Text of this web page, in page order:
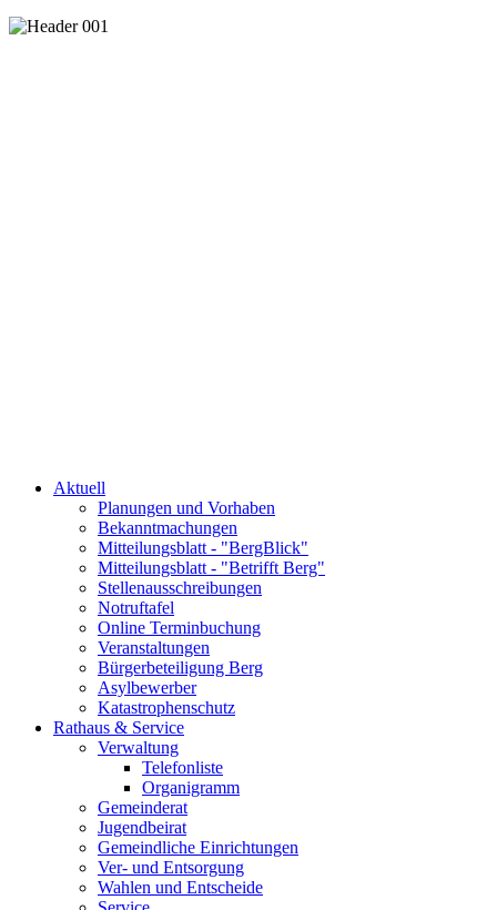
Aktuell
Planungen und Vorhaben
Bekanntmachungen
Mitteilungsblatt - "BergBlick"
Mitteilungsblatt - "Betrifft Berg"
Stellenausschreibungen
Notruftafel
Online Terminbuchung
Veranstaltungen
Bürgerbeteiligung Berg
Asylbewerber
Katastrophenschutz
Rathaus & Service
Verwaltung
Telefonliste
Organigramm
Gemeinderat
Jugendbeirat
Gemeindliche Einrichtungen
Ver- und Entsorgung
Wahlen und Entscheide